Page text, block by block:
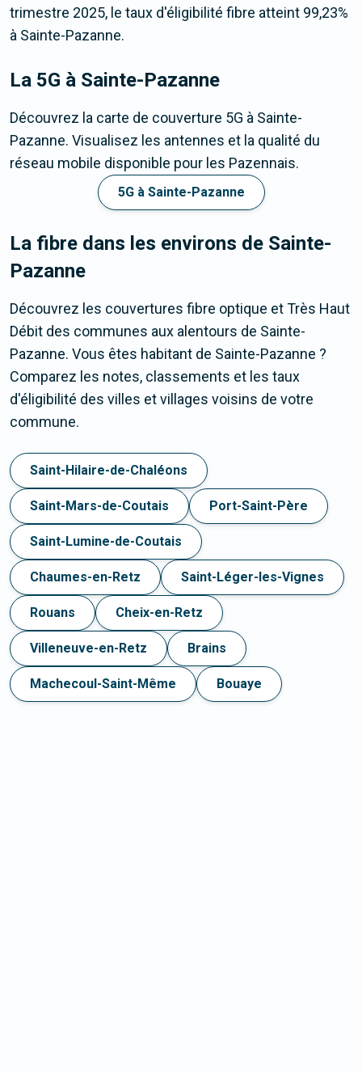
trimestre 2025, le taux d'éligibilité fibre atteint 99,23%
à Sainte-Pazanne.
La 5G à Sainte-Pazanne
Découvrez la carte de couverture 5G à Sainte-
Pazanne. Visualisez les antennes et la qualité du
réseau mobile disponible pour les Pazennais.
5G à Sainte-Pazanne
La fibre dans les environs de Sainte-
Pazanne
Découvrez les couvertures fibre optique et Très Haut
Débit des communes aux alentours de Sainte-
Pazanne. Vous êtes habitant de Sainte-Pazanne ?
Comparez les notes, classements et les taux
d'éligibilité des villes et villages voisins de votre
commune.
Saint-Hilaire-de-Chaléons
Saint-Mars-de-Coutais Port-Saint-Père
Saint-Lumine-de-Coutais
Chaumes-en-Retz Saint-Léger-les-Vignes
Rouans Cheix-en-Retz
Villeneuve-en-Retz Brains
Machecoul-Saint-Même Bouaye